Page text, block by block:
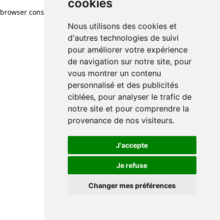
cookies
Nous utilisons des cookies et
d'autres technologies de suivi
pour améliorer votre expérience
de navigation sur notre site, pour
vous montrer un contenu
personnalisé et des publicités
ciblées, pour analyser le trafic de
notre site et pour comprendre la
provenance de nos visiteurs.
J'accepte
Je refuse
Changer mes préférences
cookies
Nous utilisons des cookies et
d'autres technologies de suivi
pour améliorer votre expérience
de navigation sur notre site, pour
vous montrer un contenu
personnalisé et des publicités
ciblées, pour analyser le trafic de
notre site et pour comprendre la
provenance de nos visiteurs.
J'accepte
Je refuse
Changer mes préférences
browser console for more information)